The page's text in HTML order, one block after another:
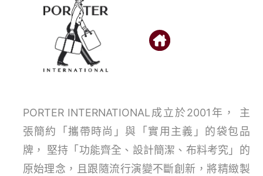
PORTER INTERNATIONAL成立於2001年， 主
張簡約「攜帶時尚」與「實用主義」的袋包品
牌， 堅持「功能齊全、設計簡潔、布料考究」的
原始理念，且跟隨流行演變不斷創新，將精緻製